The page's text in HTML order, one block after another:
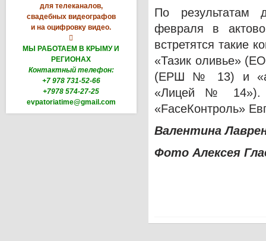
для телеканалов,
свадебных видеографов
и на оцифровку видео.

МЫ РАБОТАЕМ В КРЫМУ И
РЕГИОНАХ
Контактный телефон:
+7 978 731-52-66
+7978 574-27-25
evpatoriatime@gmail.com
По результатам
февраля в
встретятся такие
«Тазик оливье»
(ЕРШ № 13) и
«Лицей № 14»). В
«FaceКонтроль»
Валентина
Фото Алексея